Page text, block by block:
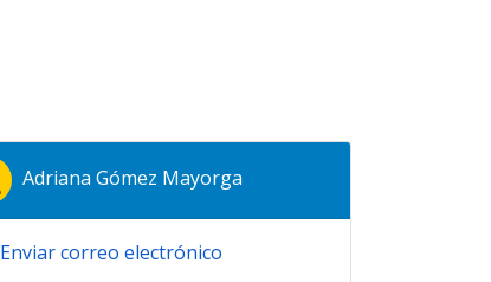
Adriana Gómez Mayorga
Enviar correo electrónico